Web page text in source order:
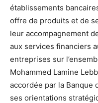
établissements
offre de produits et de
leur accompagnement
aux services financiers
entreprises sur
Mohammed Lamine
accordée par la Banque
ses orientations